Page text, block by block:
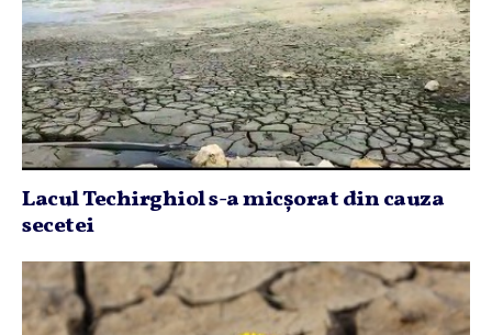
Lacul Techirghiol s-a micşorat din cauza
secetei